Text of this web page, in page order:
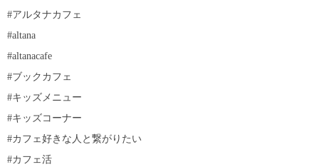
#アルタナカフェ
#altana
#altanacafe
#ブックカフェ
#キッズメニュー
#キッズコーナー
#カフェ好きな人と繋がりたい
#カフェ活